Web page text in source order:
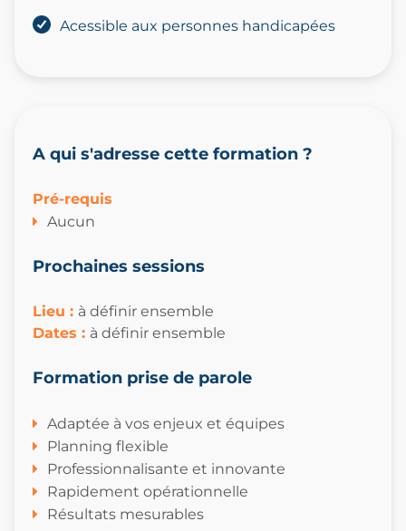
Acessible aux personnes handicapées
A qui s'adresse cette formation ?
Pré-requis
Aucun
Prochaines sessions
Lieu : à définir ensemble
Dates : à définir ensemble
Formation prise de parole
Adaptée à vos enjeux et équipes
Planning flexible
Professionnalisante et innovante
Rapidement opérationnelle
Résultats mesurables